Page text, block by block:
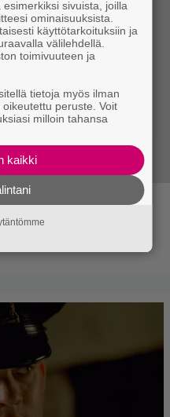
Ray -mies Kai
maistiaisen
sivuista, joilla
ominaisuuksista.
käyttötarkoituksiin ja
välilehdellä.
toimivuuteen ja
tietoja myös ilman
peruste. Voit
milloin tahansa
kaikki